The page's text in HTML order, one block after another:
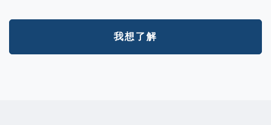
我想了解